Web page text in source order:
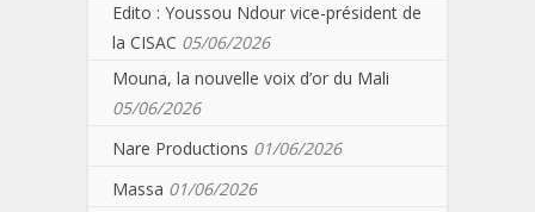
Edito : Youssou Ndour vice-président de
la CISAC 05/06/2026
Mouna, la nouvelle voix d’or du Mali
05/06/2026
Nare Productions 01/06/2026
Massa 01/06/2026